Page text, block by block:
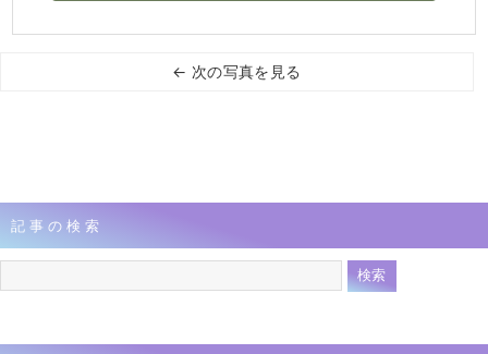
← 次の写真を見る
記事の検索